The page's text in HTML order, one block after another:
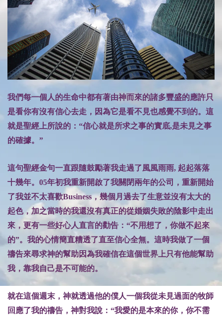
我們每一個人的生命中都有著由神而來的諸多豐盛的應許只
是看你有沒有信心去走，因為它是看不見也感覺不到的。這
就是聖經上所說的：“信心就是所求之事的實底,是未見之事
的確據。”
這句聖經金句一直跟隨鼓勵著我走過了風風雨雨, 起起落落
十幾年。05年初我重新開啟了我關閉兩年的公司，重新開始
了我並不太喜歡Business，幾個月過去了生意並沒有太大的
起色，加之當時的我還沒有真正的從婚姻失敗的陰影中走出
來，更有一些好心人直言的勸告：“不用想了，你做不起來
的”。我的心情簡直糟透了直至信心全無。這時我做了一個
禱告來尋求神的幫助因為我確信在這個世界上只有他能幫助
我，靠我自己是不可能的。
就在這個週末，神就透過他的僕人一個我從未見過面的牧師
回應了我的禱告，神對我說：“我愛的是本來的你，你不需